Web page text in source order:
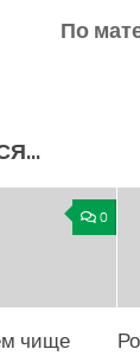
По
0
чище